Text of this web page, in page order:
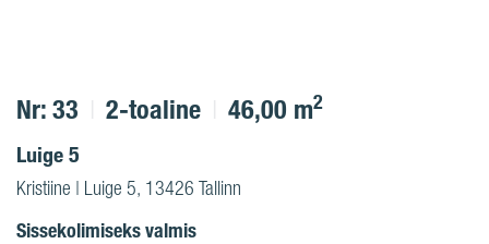
Nr: 33 2-toaline 46,00 m2
Luige 5
Kristiine | Luige 5, 13426 Tallinn
Sissekolimiseks valmis